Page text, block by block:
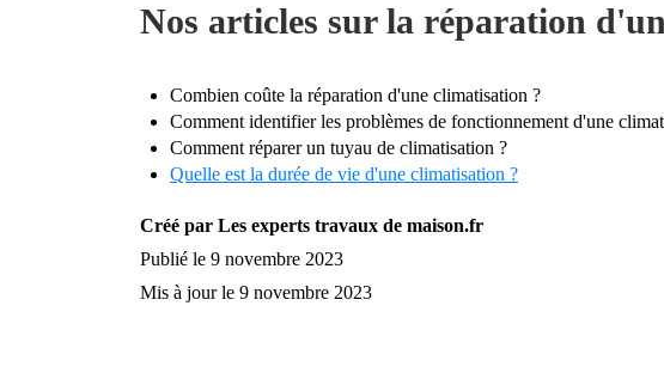
Nos articles sur la réparation
Combien coûte la réparation d'une climatisation ?
Comment identifier les problèmes de fonctionnement d'une
Comment réparer un tuyau de climatisation ?
Quelle est la durée de vie d'une climatisation ?
Créé par Les experts travaux de maison.fr
Publié le 9 novembre 2023
Mis à jour le 9 novembre 2023